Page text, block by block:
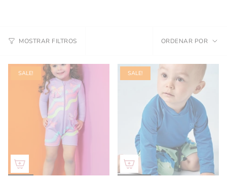
MOSTRAR FILTROS
por
ORDENAR POR
SALE! SALE!